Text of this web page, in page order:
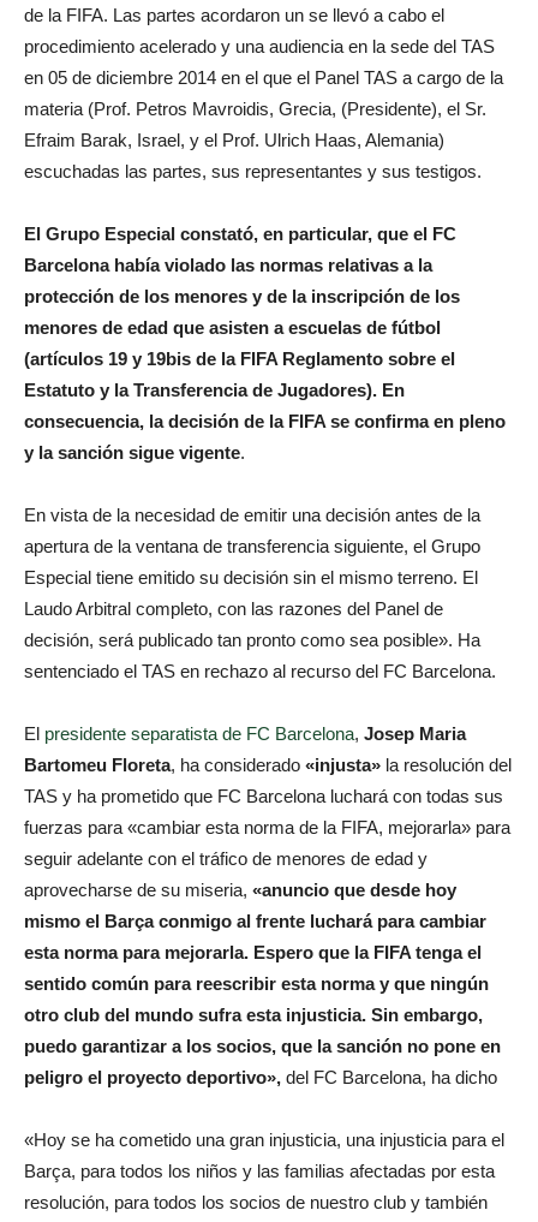
de la FIFA. Las partes acordaron un se llevó a cabo el
procedimiento acelerado y una audiencia en la sede del TAS
en 05 de diciembre 2014 en el que el Panel TAS a cargo de la
materia (Prof. Petros Mavroidis, Grecia, (Presidente), el Sr.
Efraim Barak, Israel, y el Prof. Ulrich Haas, Alemania)
escuchadas las partes, sus representantes y sus testigos.
El Grupo Especial constató, en particular, que el FC
Barcelona había violado las normas relativas a la
protección de los menores y de la inscripción de los
menores de edad que asisten a escuelas de fútbol
(artículos 19 y 19bis de la FIFA Reglamento sobre el
Estatuto y la Transferencia de Jugadores). En
consecuencia, la decisión de la FIFA se confirma en pleno
y la sanción sigue vigente.
En vista de la necesidad de emitir una decisión antes de la
apertura de la ventana de transferencia siguiente, el Grupo
Especial tiene emitido su decisión sin el mismo terreno. El
Laudo Arbitral completo, con las razones del Panel de
decisión, será publicado tan pronto como sea posible». Ha
sentenciado el TAS en rechazo al recurso del FC Barcelona.
El presidente separatista de FC Barcelona, Josep Maria
Bartomeu Floreta, ha considerado «injusta» la resolución del
TAS y ha prometido que FC Barcelona luchará con todas sus
fuerzas para «cambiar esta norma de la FIFA, mejorarla» para
seguir adelante con el tráfico de menores de edad y
aprovecharse de su miseria, «anuncio que desde hoy
mismo el Barça conmigo al frente luchará para cambiar
esta norma para mejorarla. Espero que la FIFA tenga el
sentido común para reescribir esta norma y que ningún
otro club del mundo sufra esta injusticia. Sin embargo,
puedo garantizar a los socios, que la sanción no pone en
peligro el proyecto deportivo», del FC Barcelona, ha dicho
«Hoy se ha cometido una gran injusticia, una injusticia para el
Barça, para todos los niños y las familias afectadas por esta
resolución, para todos los socios de nuestro club y también